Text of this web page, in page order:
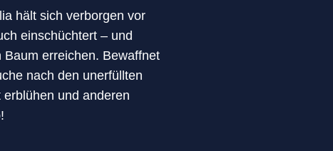
hält sich verborgen vor
einschüchtert – und
erreichen. Bewaffnet
nach den unerfüllten
und anderen